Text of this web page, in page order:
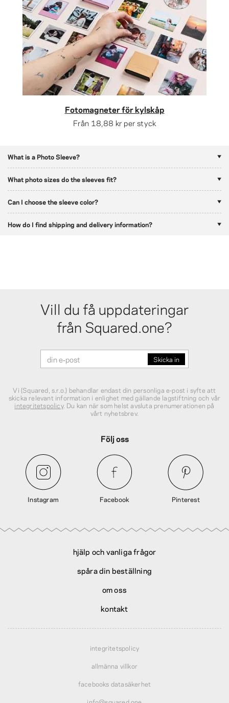
Fotomagneter för kylskåp
Från 18,88 kr per styck
What is a Photo Sleeve?
What photo sizes do the sleeves fit?
Can I choose the sleeve color?
How do I find shipping and delivery information?
Vill du få uppdateringar
från Squared.one?
Vi (Squared, s.r.o.) behandlar endast din personliga e‑post i syfte att
skicka relevant information i enlighet med gällande lagstiftning och vår
integritetspolicy. Du kan när som helst avsluta prenumerationen på
vårt nyhetsbrev.
Följ oss
Instagram Facebook Pinterest
hjälp och vanliga frågor
spåra din beställning
om oss
kontakt
integritetspolicy
allmänna villkor
facebooks datasäkerhet